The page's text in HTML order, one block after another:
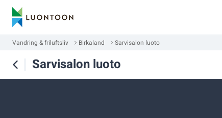
Vandring & friluftsliv Birkaland Sarvisalon luoto
Sarvisalon luoto